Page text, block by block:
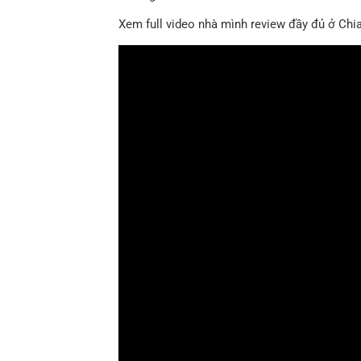
Xem full video nhà mình review đầy đủ ở